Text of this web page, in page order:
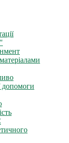
допомоги